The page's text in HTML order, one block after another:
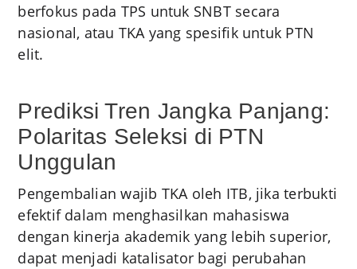
berfokus pada TPS untuk SNBT secara
nasional, atau TKA yang spesifik untuk PTN
elit.
Prediksi Tren Jangka Panjang:
Polaritas Seleksi di PTN
Unggulan
Pengembalian wajib TKA oleh ITB, jika terbukti
efektif dalam menghasilkan mahasiswa
dengan kinerja akademik yang lebih superior,
dapat menjadi katalisator bagi perubahan